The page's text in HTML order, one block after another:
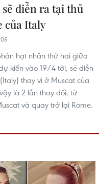
diễn ra tại thủ
của Italy
hạt nhân thứ hai giữa
kiến vào 19/4 tới, sẽ diễn
thay vì ở Muscat của
là 2 lần thay đổi, từ
và quay trở lại Rome.